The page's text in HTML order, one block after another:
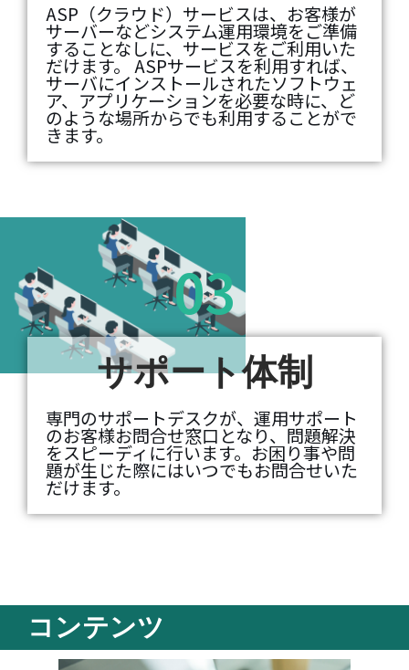
ASP（クラウド）サービスは、お客様が
サーバーなどシステム運用環境をご準備
することなしに、サービスをご利用いた
だけます。 ASPサービスを利用すれば、
サーバにインストールされたソフトウェ
ア、アプリケーションを必要な時に、ど
のような場所からでも利用することがで
きます。
03
サポート体制
専門のサポートデスクが、運用サポート
のお客様お問合せ窓口となり、問題解決
をスピーディに行います。お困り事や問
題が生じた際にはいつでもお問合せいた
だけます。
コンテンツ